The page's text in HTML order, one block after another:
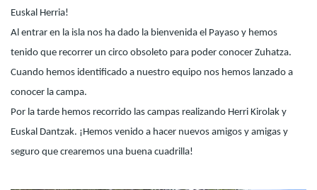
Euskal Herria!
Al entrar en la isla nos ha dado la bienvenida el Payaso y hemos
tenido que recorrer un circo obsoleto para poder conocer Zuhatza.
Cuando hemos identificado a nuestro equipo nos hemos lanzado a
conocer la campa.
Por la tarde hemos recorrido las campas realizando Herri Kirolak y
Euskal Dantzak. ¡Hemos venido a hacer nuevos amigos y amigas y
seguro que crearemos una buena cuadrilla!